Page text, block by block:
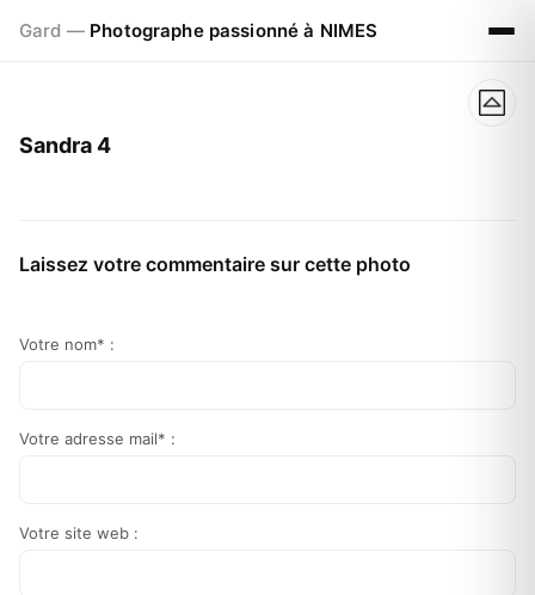
Gard — Photographe passionné à NIMES
Sandra 4
Laissez votre commentaire sur cette photo
Votre nom* :
Votre adresse mail* :
Votre site web :